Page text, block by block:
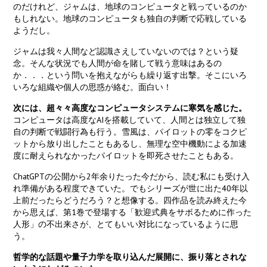
のだけれど、ジャムは、地球のコンピュータと戦っているのか
もしれない。地球のコンピュータも独自の判断で応戦している
ようだし。
ジャムは我々人間など認識さえしていないのでは？という疑
念。そんな状況でも人間が命を賭して戦う意味はあるの
か．．．という問いを抱えながらも繰り返す出撃。そこにいろ
いろな組織や個人の思惑が絡む。面白い！
次には、超々々高度なコンピュータシステムに寒気を感じた。
コンピュータは高度なAIを搭載していて、人間とは独立して独
自の判断で戦闘行為も行う。雪風は、パイロットの零をコクピ
ットから放り出したこともあるし、無理な空中機動による加速
度に耐えられなかったパイロットを即死させたこともある。
ChatGPTの公開から2年余りたった今だから、読む私にも受け入
れ準備がある程度できていた。でもシリーズが世に出た40年以
上前だったらどうだろう？と想像する。四作品を読み終えた今
から思えば、第1巻で登場する「歓迎式典をサボるために作った
人形」の不出来さが、とてもいい対比になっているように思
う。
哲学的な話題や量子力学を取り込んだ展開に、振り落とされな